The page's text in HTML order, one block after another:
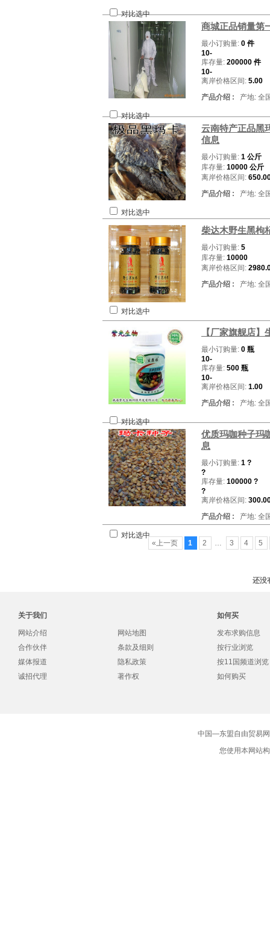
对比选中
商城正品销量第
最小订购量: 0 件
10-
库存量: 200000 件
10-
离岸价格区间: 5.00
产品介绍 : 产地: 全
对比选中
云南特产正品黑
信息
最小订购量: 1 公斤
库存量: 10000 公斤
离岸价格区间:
产品介绍 : 产地: 全
对比选中
柴达木野生黑枸
最小订购量: 5
库存量: 10000
离岸价格区间:
产品介绍 : 产地: 全
对比选中
【厂家旗舰店
最小订购量: 0 瓶
10-
库存量: 500 瓶
10-
离岸价格区间: 1.00
产品介绍 : 产地: 全
对比选中
优质玛咖种子玛
息
最小订购量: 1 ?
?
库存量: 100000 ?
?
离岸价格区间:
产品介绍 : 产地: 全
对比选中
«上一页
1 2 … 3 4 5
还没
关于我们
网站介绍
合作伙伴
媒体报道
诚招代理
网站地图
条款及细则
隐私政策
著作权
如何买
发布求购信息
按行业浏览
按11国频道浏览
如何购买
中国—东盟自由贸易
您使用本网站